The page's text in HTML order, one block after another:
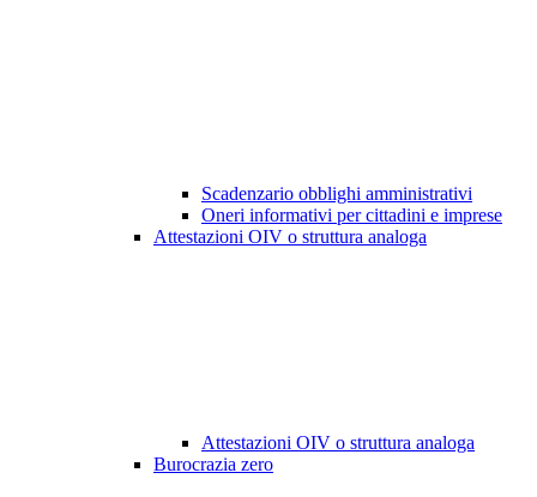
Scadenzario obblighi amministrativi
Oneri informativi per cittadini e imprese
Attestazioni OIV o struttura analoga
Attestazioni OIV o struttura analoga
Burocrazia zero